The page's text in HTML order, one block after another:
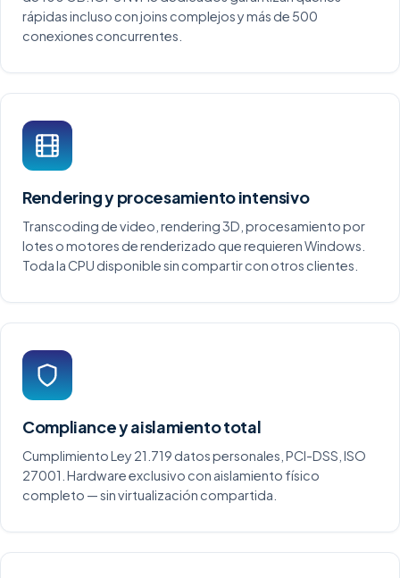
rápidas incluso con joins complejos y más de 500
conexiones concurrentes.
Rendering y procesamiento intensivo
Transcoding de video, rendering 3D, procesamiento por
lotes o motores de renderizado que requieren Windows.
Toda la CPU disponible sin compartir con otros clientes.
Compliance y aislamiento total
Cumplimiento Ley 21.719 datos personales, PCI-DSS, ISO
27001. Hardware exclusivo con aislamiento físico
completo — sin virtualización compartida.